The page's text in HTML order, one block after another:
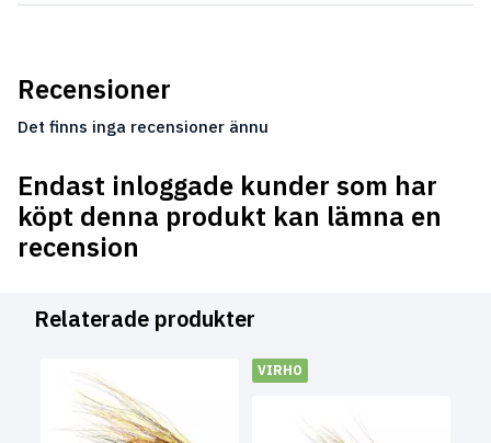
Recensioner
Det finns inga recensioner ännu
Endast inloggade kunder som har
köpt denna produkt kan lämna en
recension
Relaterade produkter
VIRHO